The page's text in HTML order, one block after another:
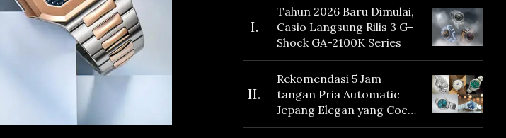
I.
Tahun 2026 Baru Dimulai,
Casio Langsung Rilis 3 G-
Shock GA-2100K Series
II.
Rekomendasi 5 Jam
tangan Pria Automatic
Jepang Elegan yang Cocok
Dikoleksi di 2026